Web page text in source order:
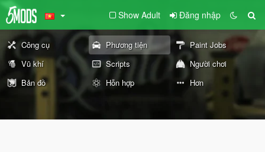
Show Adult Đăng nhập
Công cụ Phương tiện
Paint Jobs
Vũ khí
Scripts
Người chơi
Bản đồ
Hỗn hợp Hơn